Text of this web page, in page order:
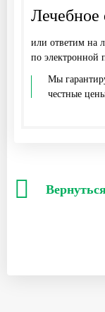
Лечебное
или ответим на
по электронной
Мы
честные